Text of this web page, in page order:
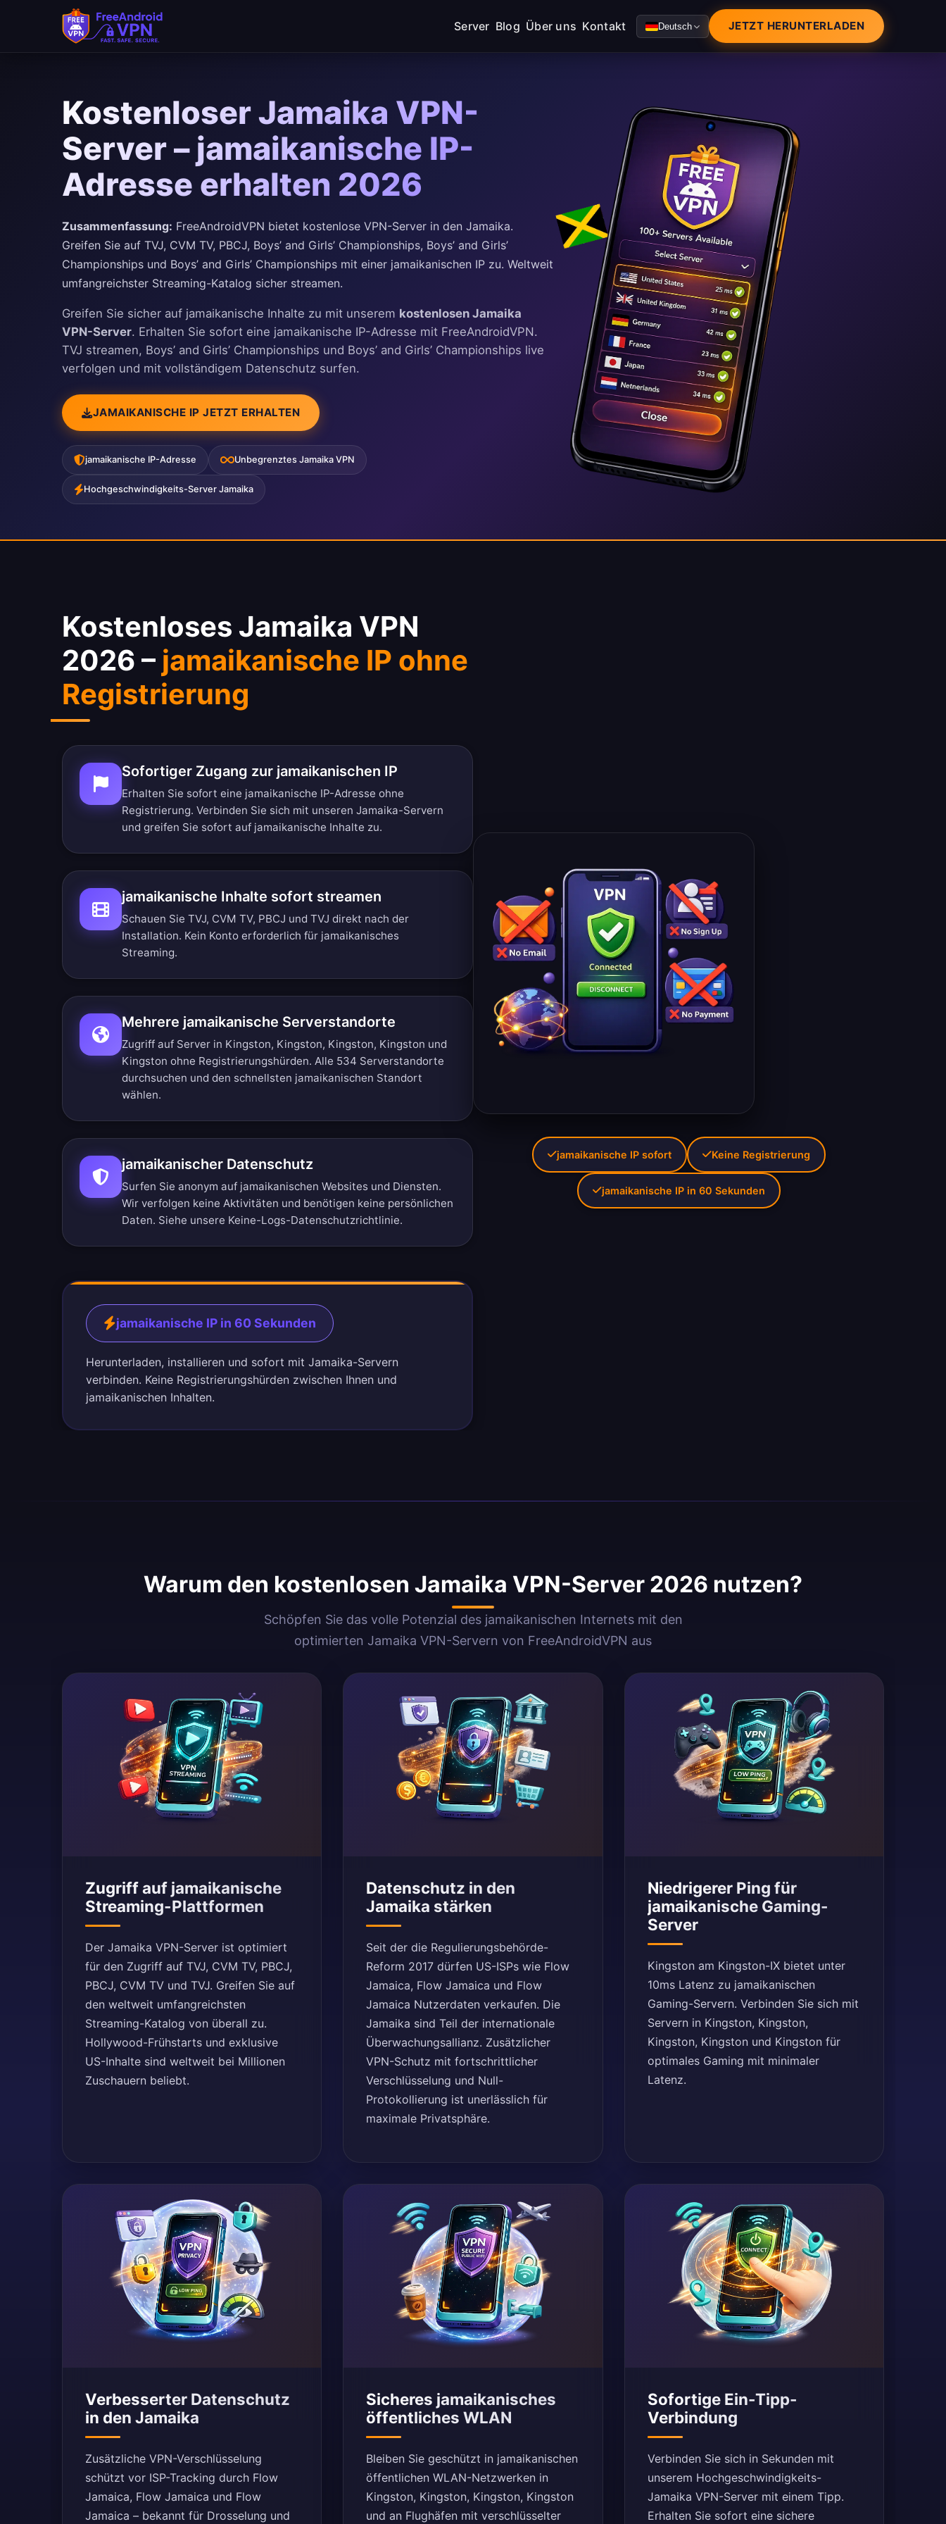
Server Blog Über uns Kontakt Deutsch JETZT HERUNTERLADEN
Kostenloser Jamaika VPN-
Server – jamaikanische IP-
Adresse erhalten 2026
Zusammenfassung: FreeAndroidVPN bietet kostenlose VPN-Server in den Jamaika.
Greifen Sie auf TVJ, CVM TV, PBCJ, Boys’ and Girls’ Championships, Boys’ and Girls’
Championships und Boys’ and Girls’ Championships mit einer jamaikanischen IP zu. Weltweit
umfangreichster Streaming-Katalog sicher streamen.
Greifen Sie sicher auf jamaikanische Inhalte zu mit unserem kostenlosen Jamaika
VPN-Server. Erhalten Sie sofort eine jamaikanische IP-Adresse mit FreeAndroidVPN.
TVJ streamen, Boys’ and Girls’ Championships und Boys’ and Girls’ Championships live
verfolgen und mit vollständigem Datenschutz surfen.
JAMAIKANISCHE IP JETZT ERHALTEN
jamaikanische IP-Adresse Unbegrenztes Jamaika VPN
Hochgeschwindigkeits-Server Jamaika
Kostenloses Jamaika VPN
2026 – jamaikanische IP ohne
Registrierung
Sofortiger Zugang zur jamaikanischen IP
Erhalten Sie sofort eine jamaikanische IP-Adresse ohne
Registrierung. Verbinden Sie sich mit unseren Jamaika-Servern
und greifen Sie sofort auf jamaikanische Inhalte zu.
jamaikanische Inhalte sofort streamen
Schauen Sie TVJ, CVM TV, PBCJ und TVJ direkt nach der
Installation. Kein Konto erforderlich für jamaikanisches
Streaming.
Mehrere jamaikanische Serverstandorte
Zugriff auf Server in Kingston, Kingston, Kingston, Kingston und
Kingston ohne Registrierungshürden. Alle 534 Serverstandorte
durchsuchen und den schnellsten jamaikanischen Standort
wählen.
jamaikanischer Datenschutz
Surfen Sie anonym auf jamaikanischen Websites und Diensten.
Wir verfolgen keine Aktivitäten und benötigen keine persönlichen
Daten. Siehe unsere Keine-Logs-Datenschutzrichtlinie.
jamaikanische IP in 60 Sekunden
Herunterladen, installieren und sofort mit Jamaika-Servern
verbinden. Keine Registrierungshürden zwischen Ihnen und
jamaikanischen Inhalten.
jamaikanische IP sofort Keine Registrierung
jamaikanische IP in 60 Sekunden
Warum den kostenlosen Jamaika VPN-Server 2026 nutzen?
Schöpfen Sie das volle Potenzial des jamaikanischen Internets mit den
optimierten Jamaika VPN-Servern von FreeAndroidVPN aus
Zugriff auf jamaikanische
Streaming-Plattformen
Der Jamaika VPN-Server ist optimiert
für den Zugriff auf TVJ, CVM TV, PBCJ,
PBCJ, CVM TV und TVJ. Greifen Sie auf
den weltweit umfangreichsten
Streaming-Katalog von überall zu.
Hollywood-Frühstarts und exklusive
US-Inhalte sind weltweit bei Millionen
Zuschauern beliebt.
Datenschutz in den
Jamaika stärken
Seit der die Regulierungsbehörde-
Reform 2017 dürfen US-ISPs wie Flow
Jamaica, Flow Jamaica und Flow
Jamaica Nutzerdaten verkaufen. Die
Jamaika sind Teil der internationale
Überwachungsallianz. Zusätzlicher
VPN-Schutz mit fortschrittlicher
Verschlüsselung und Null-
Protokollierung ist unerlässlich für
maximale Privatsphäre.
Niedrigerer Ping für
jamaikanische Gaming-
Server
Kingston am Kingston-IX bietet unter
10ms Latenz zu jamaikanischen
Gaming-Servern. Verbinden Sie sich mit
Servern in Kingston, Kingston,
Kingston, Kingston und Kingston für
optimales Gaming mit minimaler
Latenz.
Verbesserter Datenschutz
in den Jamaika
Zusätzliche VPN-Verschlüsselung
schützt vor ISP-Tracking durch Flow
Jamaica, Flow Jamaica und Flow
Jamaica – bekannt für Drosselung und
Sicheres jamaikanisches
öffentliches WLAN
Bleiben Sie geschützt in jamaikanischen
öffentlichen WLAN-Netzwerken in
Kingston, Kingston, Kingston, Kingston
und an Flughäfen mit verschlüsselter
Sofortige Ein-Tipp-
Verbindung
Verbinden Sie sich in Sekunden mit
unserem Hochgeschwindigkeits-
Jamaika VPN-Server mit einem Tipp.
Erhalten Sie sofort eine sichere